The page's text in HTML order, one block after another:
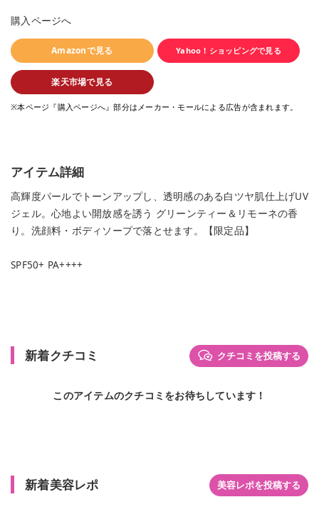
購入ページへ
Amazonで見る Yahoo！ショッピングで見る
楽天市場で見る
※本ページ『購入ページへ』部分はメーカー・モールによる広告が含まれます。
アイテム詳細
高輝度パールでトーンアップし、透明感のある白ツヤ肌仕上げUV
ジェル。心地よい開放感を誘う グリーンティー＆リモーネの香
り。洗顔料・ボディソープで落とせます。【限定品】
SPF50+ PA++++
新着クチコミ クチコミを投稿する
このアイテムのクチコミをお待ちしています！
新着美容レポ 美容レポを投稿する